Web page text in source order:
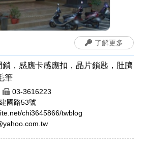
鎖，感應卡感應扣，晶片鎖匙，肚臍
筆
03-3616223
國路53號
chi3645866/twblog
了解更多